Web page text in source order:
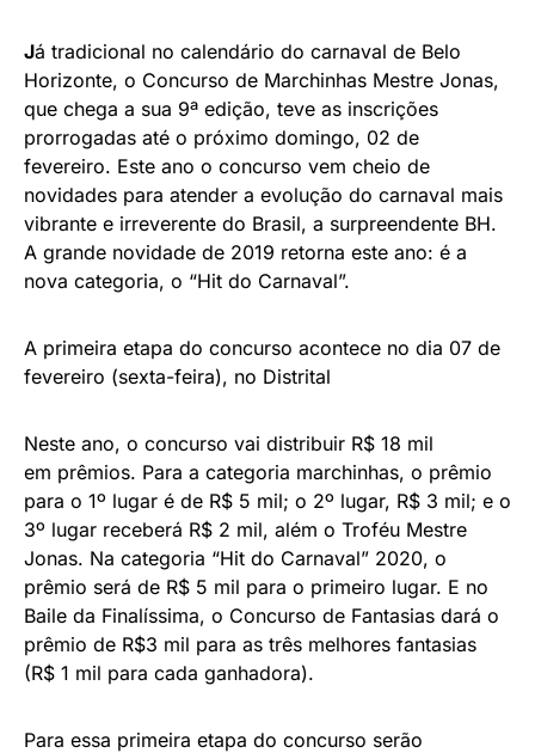
Já tradicional no calendário do carnaval de Belo
Horizonte, o Concurso de Marchinhas Mestre Jonas,
que chega a sua 9ª edição, teve as inscrições
prorrogadas até o próximo domingo, 02 de
fevereiro. Este ano o concurso vem cheio de
novidades para atender a evolução do carnaval mais
vibrante e irreverente do Brasil, a surpreendente BH.
A grande novidade de 2019 retorna este ano: é a
nova categoria, o “Hit do Carnaval”.
A primeira etapa do concurso acontece no dia 07 de
fevereiro (sexta-feira), no Distrital
Neste ano, o concurso vai distribuir R$ 18 mil
em prêmios. Para a categoria marchinhas, o prêmio
para o 1º lugar é de R$ 5 mil; o 2º lugar, R$ 3 mil; e o
3º lugar receberá R$ 2 mil, além o Troféu Mestre
Jonas. Na categoria “Hit do Carnaval” 2020, o
prêmio será de R$ 5 mil para o primeiro lugar. E no
Baile da Finalíssima, o Concurso de Fantasias dará o
prêmio de R$3 mil para as três melhores fantasias
(R$ 1 mil para cada ganhadora).
Para essa primeira etapa do concurso serão